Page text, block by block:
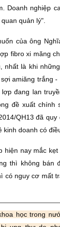
Doanh nghiệp
quản lý".
của ông
fibro xi măng
nhất là khi
amiăng trắng
đang lan
đề xuất chính
QH13 đã quy
doanh có
hiện nay mắc
thì không bán
có nguy cơ mất
học trong